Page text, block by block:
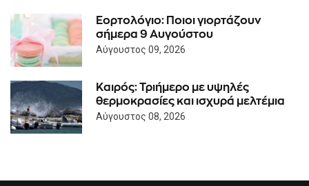
Εορτολόγιο: Ποιοι γιορτάζουν
σήμερα 9 Αυγούστου
Αύγουστος 09, 2026
Καιρός: Τριήμερο με υψηλές
θερμοκρασίες και ισχυρά μελτέμια
Αύγουστος 08, 2026